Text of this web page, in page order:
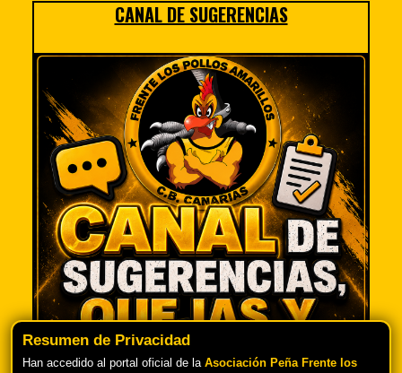
CANAL DE SUGERENCIAS
Resumen de Privacidad
Han accedido al portal oficial de la Asociación Peña Frente los